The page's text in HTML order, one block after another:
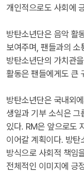
개인적으로도 사회에
방탄소년단은 음악 활
보여주며, 팬들과의
방탄소년단의 가치관
활동은 팬들에게도 큰
방탄소년단은 국내외
생일과 기부 소식은
있다. RM은 앞으로도
이어갈 계획이다. 방
방식으로 사회적 책임
전체적인 이미지에 긍